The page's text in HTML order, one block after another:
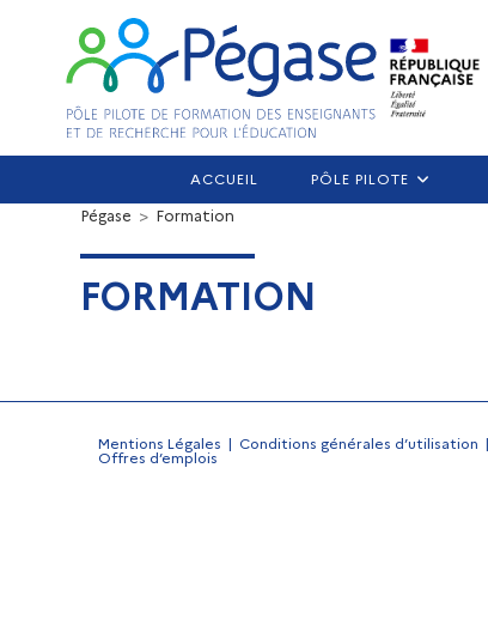
ACCUEIL PÔLE PILOTE
FORMATION
Pégase > Formation
Mentions Légales Conditions générales d’utilisation
Offres d’emplois